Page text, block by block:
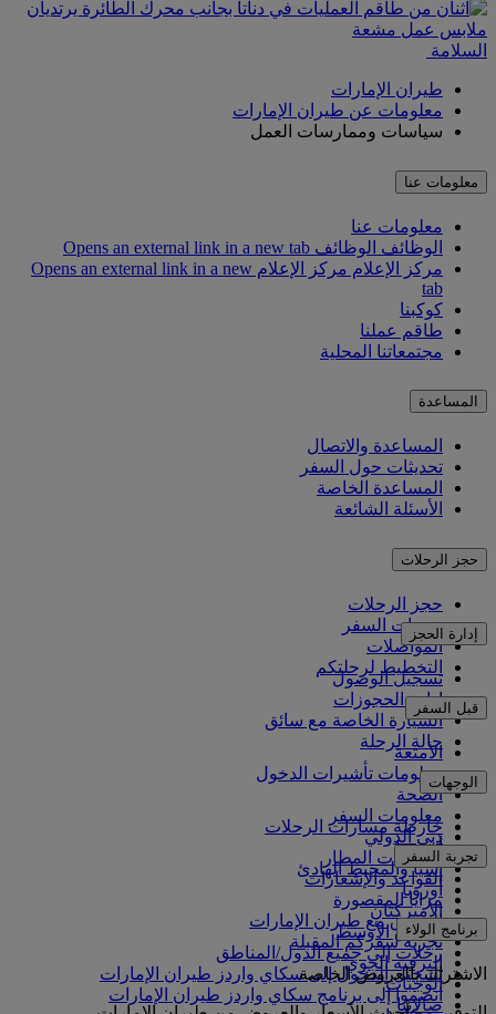
السلامة
طيران الإمارات
معلومات عن طيران الإمارات
سياسات وممارسات العمل
معلومات عنا
معلومات عنا
الوظائف الوظائف Opens an external link in a new tab
مركز الإعلام
مركز الإعلام Opens an external link in a new
tab
كوكبنا
طاقم عملنا
مجتمعاتنا المحلية
المساعدة
المساعدة والاتصال
تحديثات حول السفر
المساعدة الخاصة
الأسئلة الشائعة
حجز الرحلات
حجز الرحلات
خدمات السفر
المواصلات
التخطيط لرحلتكم
إدارة الحجز
تسجيل الوصول
إدارة الحجوزات
السيارة الخاصة مع سائق
حالة الرحلة
قبل السفر
الأمتعة
معلومات تأشيرات الدخول
الصحة
معلومات السفر
دبي الدولي
مواصلات المطار
القواعد والإشعارات
الوجهات
خارطة مسارات الرحلات
أفريقيا
آسيا والمحيط الهادئ
أوروبا
الأميركتان
الشرق الأوسط
رحلات إلى جميع الدول/المناطق
تجربة السفر
مزايا المقصورة
التسوق مع طيران الإمارات
تجربة سفركم المقبلة
الترفيه الجوي
الوجبات
صالاتنا
برنامج الولاء
تسجيل الدخول إلى سكاي واردز طيران الإمارات
انضموا إلى برنامج سكاي واردز طيران الإمارات
الاشتراك بالعروض الخاصة